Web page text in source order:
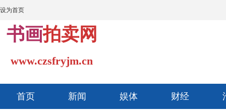
设为首页
书画拍卖网
www.czsfryjm.cn
首页 新闻 娱体 财经